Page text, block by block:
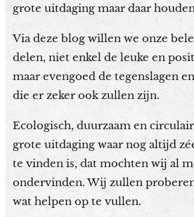
grote uitdaging maar daar
Via deze blog willen we onze
delen, niet enkel de leuke en
maar evengoed de tegenslagen
die er zeker ook zullen zijn.
Ecologisch, duurzaam en
grote uitdaging waar nog altijd
te vinden is, dat mochten wij al
ondervinden. Wij zullen
wat helpen op te vullen.